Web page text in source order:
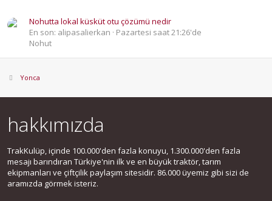
Nohutta lokal küsküt otu çözümü nedir
En son: alipasalierkan
Pazartesi saat 21:26'de
Nohut
Yonca
hakkımızda
TrakKulüp, içinde 100.000'den fazla konuyu, 1.300.000'den fazla
mesajı barındıran Türkiye'nin ilk ve en büyük traktör, tarım
ekipmanları ve çiftçilik paylaşım sitesidir. 86.000 üyemiz gibi sizi de
aramızda görmek isteriz.